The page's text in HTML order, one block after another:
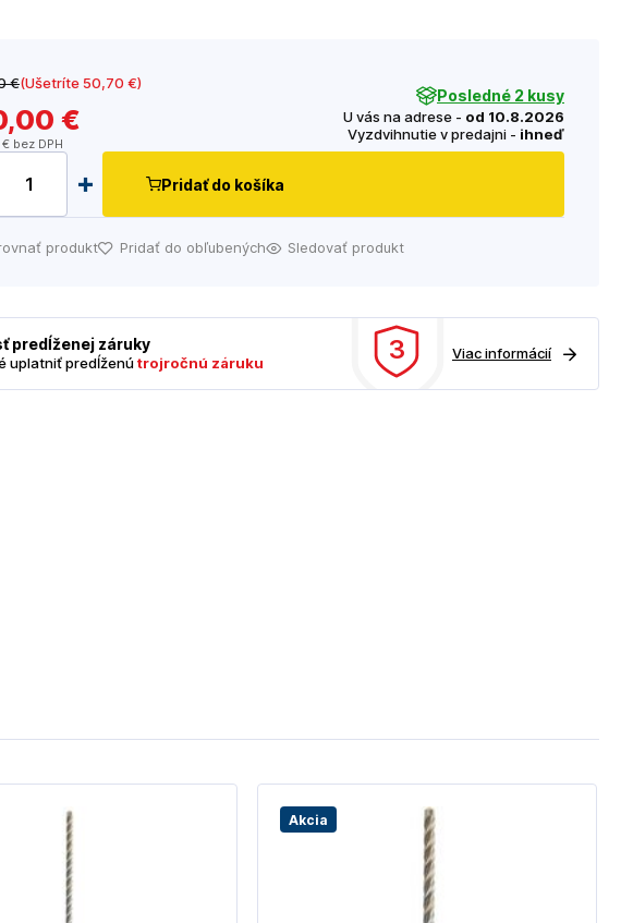
€(Ušetríte 50,70 €)
,00 €
€ bez DPH
Posledné 2 kusy
U vás na adrese - od 10.8.2026
Vyzdvihnutie v predajni - ihneď
Pridať do košíka
produkt Pridať do obľubených Sledovať produkt
predĺženej záruky
uplatniť predĺženútrojročnú záruku 3 Viac informácií
Akcia